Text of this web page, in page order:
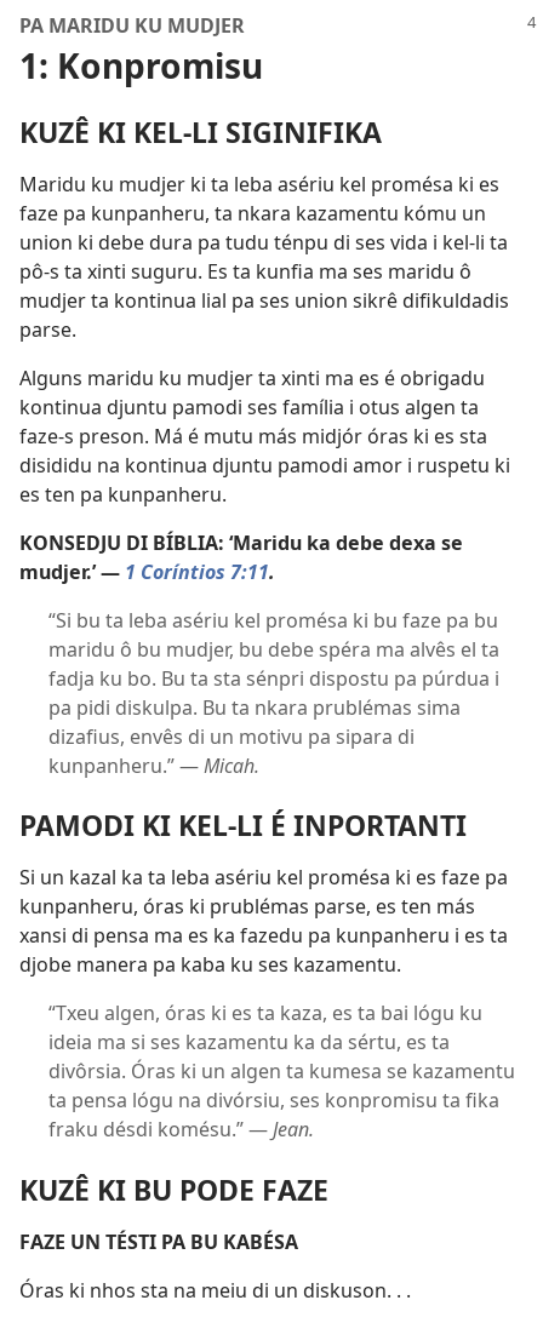
PA MARIDU KU MUDJER
1: Konpromisu
KUZÊ KI KEL-LI SIGINIFIKA
Maridu ku mudjer ki ta leba asériu kel promésa ki es
faze pa kunpanheru, ta nkara kazamentu kómu un
union ki debe dura pa tudu ténpu di ses vida i kel-li ta
pô-s ta xinti suguru. Es ta kunfia ma ses maridu ô
mudjer ta kontinua lial pa ses union sikrê difikuldadis
parse.
Alguns maridu ku mudjer ta xinti ma es é obrigadu
kontinua djuntu pamodi ses família i otus algen ta
faze-s preson. Má é mutu más midjór óras ki es sta
disididu na kontinua djuntu pamodi amor i ruspetu ki
es ten pa kunpanheru.
KONSEDJU DI BÍBLIA: ‘Maridu ka debe dexa se
mudjer.’ — 1 Coríntios 7:11.
“Si bu ta leba asériu kel promésa ki bu faze pa bu
maridu ô bu mudjer, bu debe spéra ma alvês el ta
fadja ku bo. Bu ta sta sénpri dispostu pa púrdua i
pa pidi diskulpa. Bu ta nkara prublémas sima
dizafius, envês di un motivu pa sipara di
kunpanheru.” —Micah.
PAMODI KI KEL-LI É INPORTANTI
Si un kazal ka ta leba asériu kel promésa ki es faze pa
kunpanheru, óras ki prublémas parse, es ten más
xansi di pensa ma es ka fazedu pa kunpanheru i es ta
djobe manera pa kaba ku ses kazamentu.
“Txeu algen, óras ki es ta kaza, es ta bai lógu ku
ideia ma si ses kazamentu ka da sértu, es ta
divôrsia. Óras ki un algen ta kumesa se kazamentu
ta pensa lógu na divórsiu, ses konpromisu ta fika
fraku désdi komésu.” —Jean.
KUZÊ KI BU PODE FAZE
FAZE UN TÉSTI PA BU KABÉSA
Óras ki nhos sta na meiu di un diskuson. . .